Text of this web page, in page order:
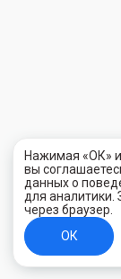
Нажимая «ОК»
вы
данных о
для аналитики.
через браузер.
ОК